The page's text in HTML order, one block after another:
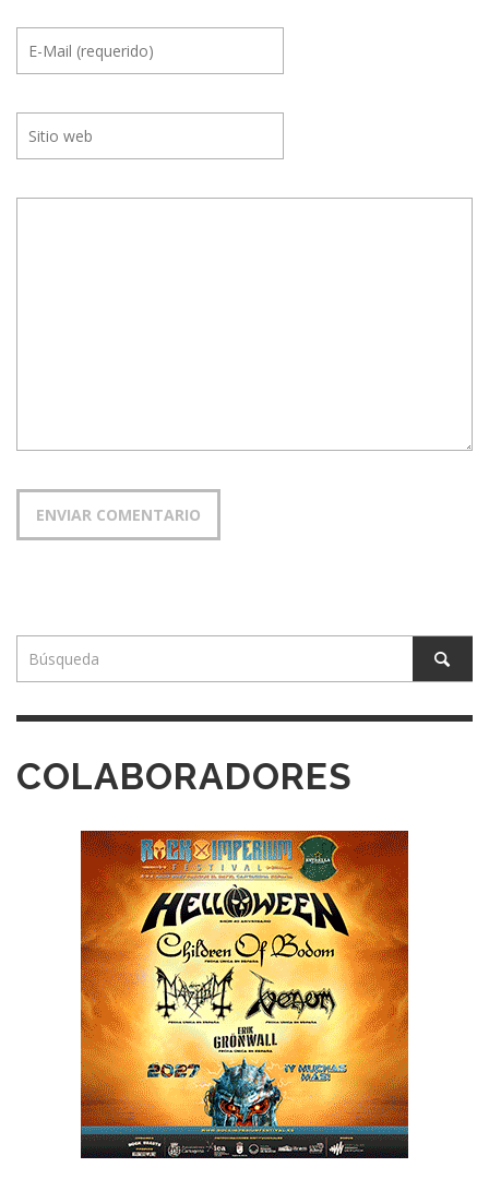
COLABORADORES